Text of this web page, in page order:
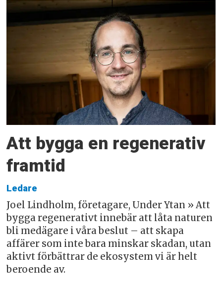
Att bygga en regenerativ
framtid
Ledare
Joel Lindholm, företagare, Under Ytan » Att
bygga regenerativt innebär att låta naturen
bli medägare i våra beslut – att skapa
affärer som inte bara minskar skadan, utan
aktivt förbättrar de ekosystem vi är helt
beroende av.